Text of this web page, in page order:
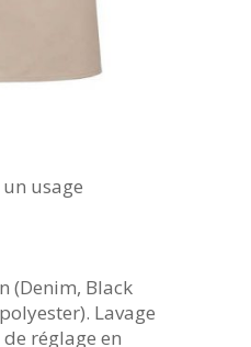
usage
(Denim, Black
Lavage
réglage en